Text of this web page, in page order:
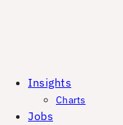
Insights
Charts
Jobs